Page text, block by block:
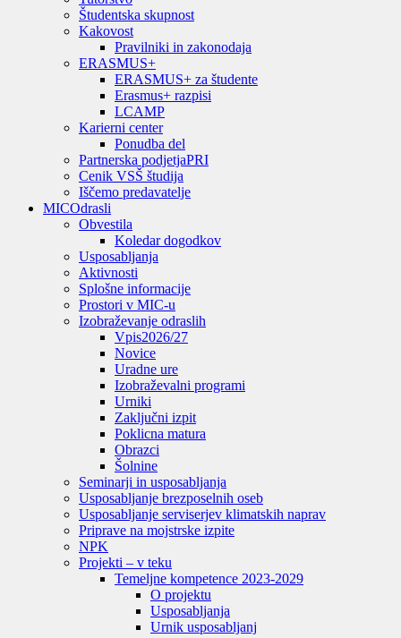
Študentska skupnost
Kakovost
Pravilniki in zakonodaja
ERASMUS+
ERASMUS+ za študente
Erasmus+ razpisi
LCAMP
Karierni center
Ponudba del
Partnerska podjetjaPRI
Cenik VSŠ študija
Iščemo predavatelje
MICOdrasli
Obvestila
Koledar dogodkov
Usposabljanja
Aktivnosti
Splošne informacije
Prostori v MIC-u
Izobraževanje odraslih
Vpis2026/27
Novice
Uradne ure
Izobraževalni programi
Urniki
Zaključni izpit
Poklicna matura
Obrazci
Šolnine
Seminarji in usposabljanja
Usposabljanje brezposelnih oseb
Usposabljanje serviserjev klimatskih naprav
Priprave na mojstrske izpite
NPK
Projekti – v teku
Temeljne kompetence 2023-2029
O projektu
Usposabljanja
Urnik usposabljanj